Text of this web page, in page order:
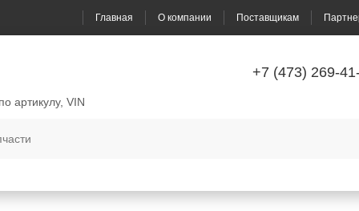
Главная О компании Поставщикам
+7 (473) 269-
артикулу, VIN